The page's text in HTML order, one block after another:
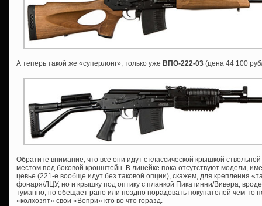
А теперь такой же «суперлонг», только уже ВПО-222-03 (цена 44 100
Обратите внимание, что все они идут с классической крышкой
местом под боковой кронштейн. В линейке пока отсутствуют модели,
цевье (221-е вообще идут без таковой опции), скажем, для крепления
фонаря/ЛЦУ, но и крышку под оптику с планкой Пикатинни/Вивера,
туманно, но обещает рано или поздно порадовать покупателей чем-то
«колхозят» свои «Вепри» кто во что горазд.